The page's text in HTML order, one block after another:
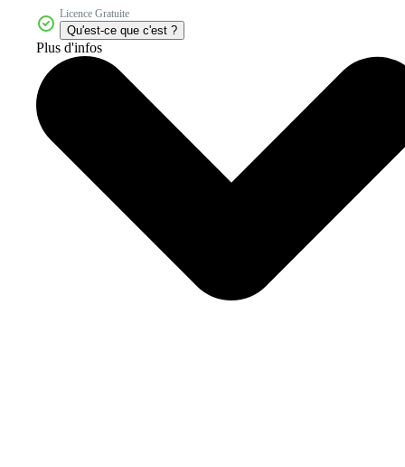
Licence Gratuite
Qu'est-ce que c'est ?
Plus d'infos